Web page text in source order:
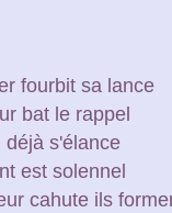
fourbit sa lance
bat le rappel
déjà s'élance
est solennel
cahute ils